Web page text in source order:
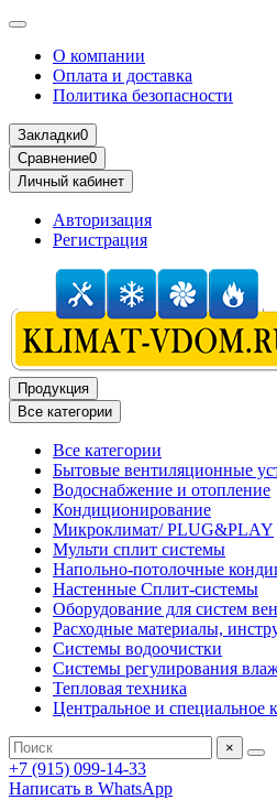
О компании
Оплата и доставка
Политика безопасности
Закладки0
Сравнение0
Личный кабинет
Авторизация
Регистрация
Продукция
Все категории
Все категории
Бытовые вентиляционные
Водоснабжение и отопление
Кондиционирование
Микроклимат/ PLUG&PLAY
Мульти сплит системы
Напольно-потолочные
Настенные Сплит-системы
Оборудование для систем
Расходные материалы,
Системы водоочистки
Системы регулирования
Тепловая техника
Центральное и специальное
×
+7 (915) 099-14-33
Написать в WhatsApp